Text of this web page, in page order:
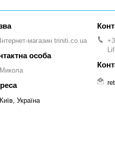
Інтернет-магазин triniti.co.ua
Микола
Київ, Україна